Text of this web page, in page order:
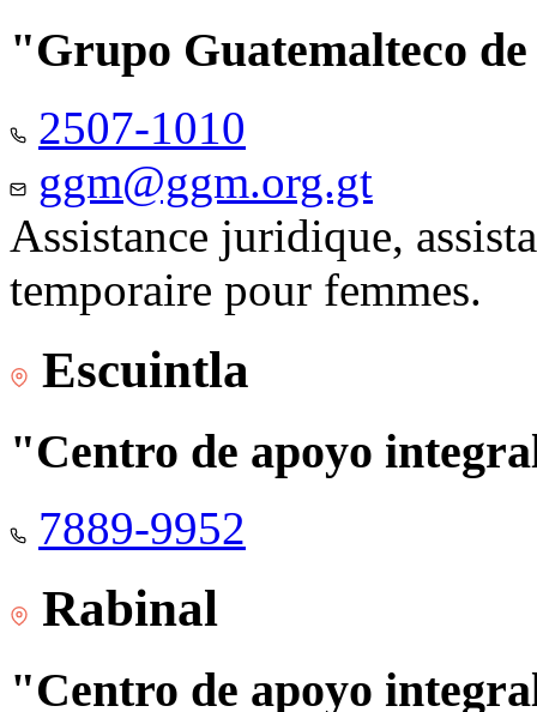
"Grupo Guatemalteco
2507-1010
ggm@ggm.org.gt
Assistance juridique,
temporaire pour femmes.
Escuintla
"Centro de apoyo
7889-9952
Rabinal
"Centro de apoyo